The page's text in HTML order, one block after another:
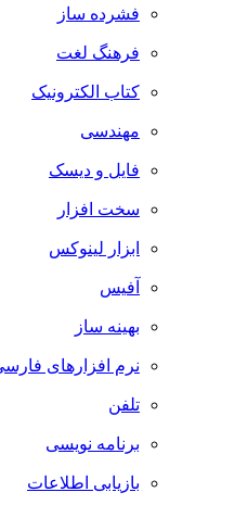
فشرده ساز
فرهنگ لغت
کتاب الکترونیک
مهندسی
فایل و دیسک
سخت افزار
ابزار لینوکس
آفیس
بهینه ساز
نرم افزارهای فارسی
تلفن
برنامه نویسی
بازیابی اطلاعات